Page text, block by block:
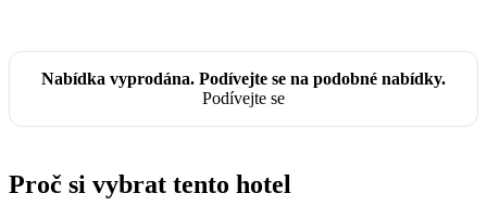
Nabídka vyprodána. Podívejte se na podobné nabídky.
Podívejte se
Proč si vybrat tento hotel